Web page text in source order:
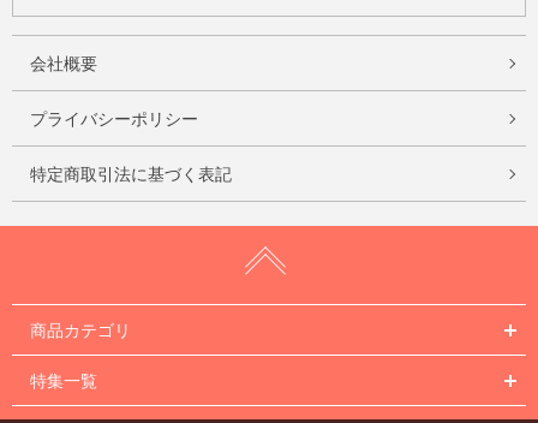
会社概要
プライバシーポリシー
特定商取引法に基づく表記
商品カテゴリ
特集一覧